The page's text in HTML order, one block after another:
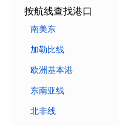
按航线查找港口
南美东
加勒比线
欧洲基本港
东南亚线
北非线